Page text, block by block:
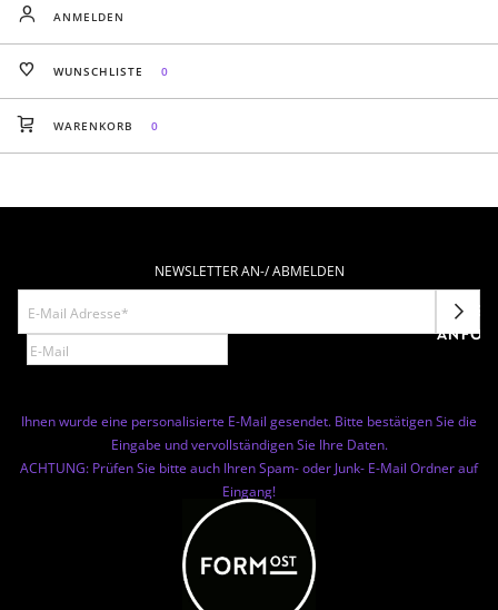
ANMELDEN
WUNSCHLISTE 0
WARENKORB 0
NEWSLETTER AN-/ ABMELDEN
Ihnen wurde eine personalisierte E-Mail gesendet. Bitte bestätigen Sie die
Eingabe und vervollständigen Sie Ihre Daten.
ACHTUNG: Prüfen Sie bitte auch Ihren Spam- oder Junk- E-Mail Ordner auf
Eingang!